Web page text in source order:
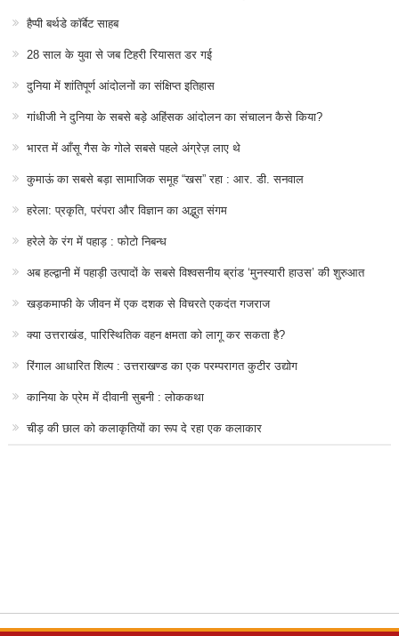
हैप्पी बर्थडे कॉर्बेट साहब
28 साल के युवा से जब टिहरी रियासत डर गई
दुनिया में शांतिपूर्ण आंदोलनों का संक्षिप्त इतिहास
गांधीजी ने दुनिया के सबसे बड़े अहिंसक आंदोलन का संचालन कैसे किया?
भारत में आँसू गैस के गोले सबसे पहले अंग्रेज़ लाए थे
कुमाऊं का सबसे बड़ा सामाजिक समूह “खस” रहा : आर. डी. सनवाल
हरेला: प्रकृति, परंपरा और विज्ञान का अद्भुत संगम
हरेले के रंग में पहाड़ : फोटो निबन्ध
अब हल्द्वानी में पहाड़ी उत्पादों के सबसे विश्वसनीय ब्रांड ‘मुनस्यारी हाउस’ की शुरुआत
खड़कमाफी के जीवन में एक दशक से विचरते एकदंत गजराज
क्या उत्तराखंड, पारिस्थितिक वहन क्षमता को लागू कर सकता है?
रिंगाल आधारित शिल्प : उत्तराखण्ड का एक परम्परागत कुटीर उद्योग
कानिया के प्रेम में दीवानी सुबनी : लोककथा
चीड़ की छाल को कलाकृतियों का रूप दे रहा एक कलाकार